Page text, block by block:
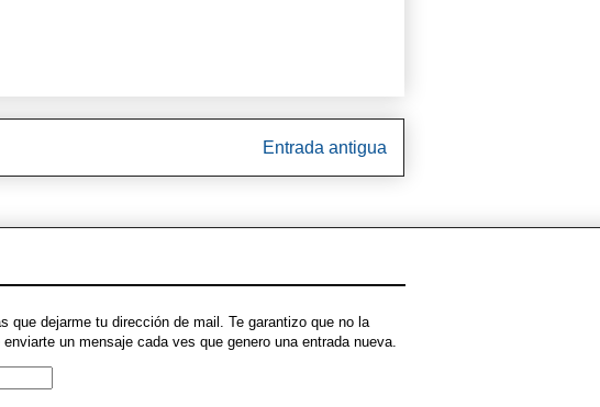
Entrada antigua
dejarme tu dirección de mail. Te garantizo que no la
un mensaje cada ves que genero una entrada nueva.